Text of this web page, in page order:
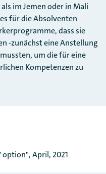
im Jemen oder in Mali
für die Absolventen
dass sie
-zunächst eine Anstellung
um die für eine
Kompetenzen zu
April, 2021